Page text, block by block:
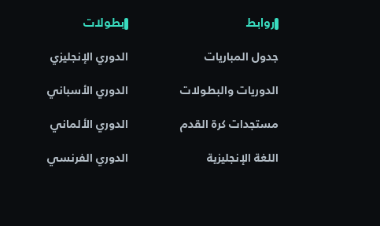
روابط
جدول المباريات
الدوريات والبطولات
مستجدات كرة القدم
اللغة الإنجليزية
بطولات
الدوري الإنجليزي
الدوري الأسباني
الدوري الألماني
الدوري الفرنسي